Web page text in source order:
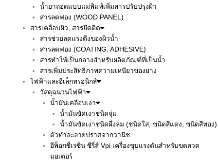
น้ำยาถอดแบบแม่พิมพ์เพิ่มสารปรับปรุงผิว
สารลดฟอง (WOOD PANEL)
สารเคลือบผิว, สารยึดติด
สารช่วยลดแรงตึงของผิวน้ำ
สารลดฟอง (COATING, ADHESIVE)
สารทำให้เป็นกลางสำหรับผลิตภัณฑ์ที่เป็นน้ำ
สารเพิ่มประสิทธิภาพความเหนียวของยาง
ไฟฟ้าและอีเล็กทรอนิกส์
วัสดุฉนวนไฟฟ้า
น้ำมันเคลือบเงา
น้ำมันขัดเงาชนิดจุ่ม
น้ำมันขัดเงาชนิดผึ่งลม (ชนิดใส, ชนิดสีแดง, ชนิดสีทอง)
ตัวทำละลายปราศจากวานิช
อีพ็อกซี่เรซิ่น ซีรี่ส์ Vpi เครื่องชุบแรงดันสำหรับขดลวด
มอเตอร์